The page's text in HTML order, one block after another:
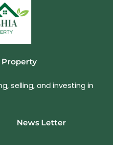
Property
selling, and investing in
News Letter